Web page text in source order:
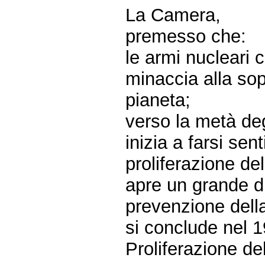
La Camera,
premesso che:
le armi nucleari
minaccia alla
pianeta;
verso la metà
inizia a farsi
proliferazione
apre un grande
prevenzione
si conclude nel
Proliferazione